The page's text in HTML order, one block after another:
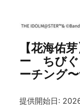
【花海佑
ー ちびぐ
ーチング
提供開始日: